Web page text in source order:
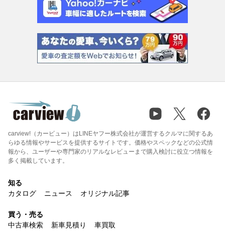
carview!（カービュー）はLINEヤフー株式会社が運営するクルマに関するあ
らゆる情報やサービスを提供するサイトです。価格やスペックなどの公式情
報から、ユーザーや専門家のリアルなレビューまで購入検討に役立つ情報を
多く掲載しています。
知る
カタログ
ニュース オリジナル記事
買う・売る
中古車検索
新車見積り 車買取